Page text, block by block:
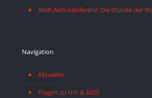
Welt-Aids-Konferenz: Die Stunde der
Navigation
Aktuelles
Fragen zu HIV & AIDS